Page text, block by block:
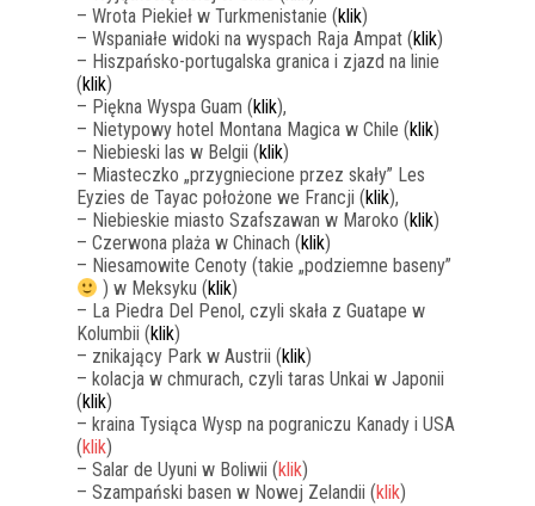
– Wrota Piekieł w Turkmenistanie (klik)
– Wspaniałe widoki na wyspach Raja Ampat (klik)
– Hiszpańsko-portugalska granica i zjazd na linie
(klik)
– Piękna Wyspa Guam (klik),
– Nietypowy hotel Montana Magica w Chile (klik)
– Niebieski las w Belgii (klik)
– Miasteczko „przygniecione przez skały” Les
Eyzies de Tayac położone we Francji (klik),
– Niebieskie miasto Szafszawan w Maroko (klik)
– Czerwona plaża w Chinach (klik)
– Niesamowite Cenoty (takie „podziemne baseny”
) w Meksyku (klik)
– La Piedra Del Penol, czyli skała z Guatape w
Kolumbii (klik)
– znikający Park w Austrii (klik)
– kolacja w chmurach, czyli taras Unkai w Japonii
(klik)
– kraina Tysiąca Wysp na pograniczu Kanady i USA
(klik)
– Salar de Uyuni w Boliwii (klik)
– Szampański basen w Nowej Zelandii (klik)